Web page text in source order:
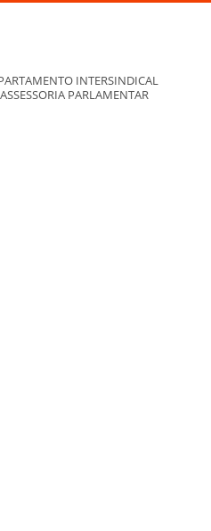
INTERSINDICAL
PARLAMENTAR